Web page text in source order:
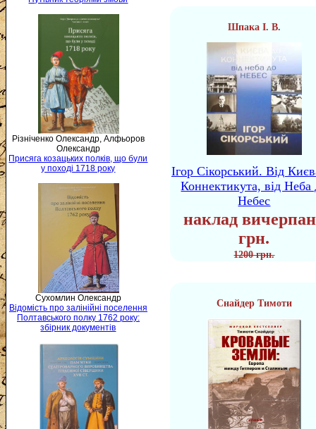
Різніченко Олександр, Алфьоров
Олександр
Присяга козацьких полків, що були
у поході 1718 року
Сухомлин Олександр
Відомість про залінійні поселення
Полтавського полку 1762 року:
збірник документів
Шпака І. В.
Ігор Сікорський. Від
Коннектикута, від Неба
Небес
наклад
грн.
1200 грн.
Снайдер Тимоти